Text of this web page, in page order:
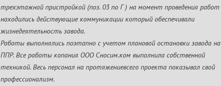
трехэтажной пристройкой (поз. 03 по Г ) на момент проведения работ
находились действующие коммуникации который обеспечивали
жизнедеятельность завода.
Работы выполнялись поэтапно с учетом плановой остановки завода на
ППР. Все работы копания ООО Сносим.ком выполнила собственной
техникой. Весь персонал на протяжениевсего проекта показывал свой
профессионализм.